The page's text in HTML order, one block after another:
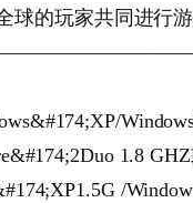
球的玩家共同进行
1.8
/